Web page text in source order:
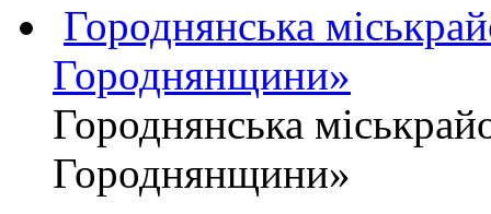
Городнянська
Городнянщини»
Городнянська
Городнянщини»